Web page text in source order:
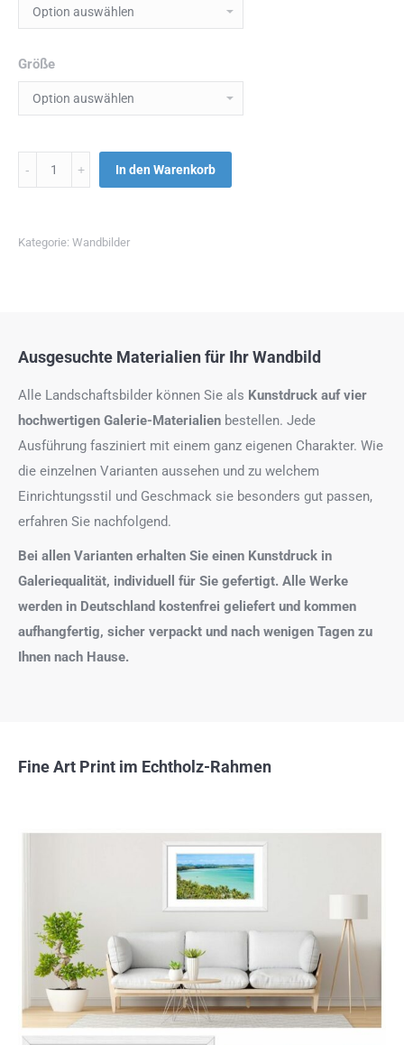
Größe
Menge In den Warenkorb
Kategorie: Wandbilder
Ausgesuchte Materialien für Ihr Wandbild
Alle Landschaftsbilder können Sie als Kunstdruck auf vier
hochwertigen Galerie-Materialien bestellen. Jede
Ausführung fasziniert mit einem ganz eigenen Charakter. Wie
die einzelnen Varianten aussehen und zu welchem
Einrichtungsstil und Geschmack sie besonders gut passen,
erfahren Sie nachfolgend.
Bei allen Varianten erhalten Sie einen Kunstdruck in
Galeriequalität, individuell für Sie gefertigt. Alle Werke
werden in Deutschland kostenfrei geliefert und kommen
aufhangfertig, sicher verpackt und nach wenigen Tagen zu
Ihnen nach Hause.
Fine Art Print im Echtholz-Rahmen